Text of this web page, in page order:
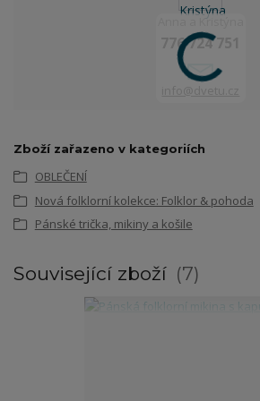
Anna a Kristýna
776 724 751
Zboží zařazeno v kategoriích
OBLEČENÍ
Nová folklorní kolekce: Folklor & pohoda
Pánské trička, mikiny a košile
Související zboží 7